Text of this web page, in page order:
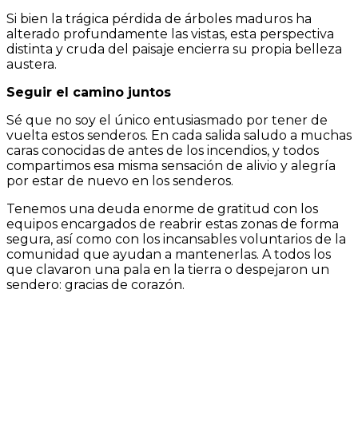
Si bien la trágica pérdida de árboles maduros ha
alterado profundamente las vistas, esta perspectiva
distinta y cruda del paisaje encierra su propia belleza
austera.
Seguir el camino juntos
Sé que no soy el único entusiasmado por tener de
vuelta estos senderos. En cada salida saludo a muchas
caras conocidas de antes de los incendios, y todos
compartimos esa misma sensación de alivio y alegría
por estar de nuevo en los senderos.
Tenemos una deuda enorme de gratitud con los
equipos encargados de reabrir estas zonas de forma
segura, así como con los incansables voluntarios de la
comunidad que ayudan a mantenerlas. A todos los
que clavaron una pala en la tierra o despejaron un
sendero: gracias de corazón.